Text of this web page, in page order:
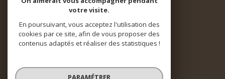
Cookies
© 2026 | Tous droits réservés
votre visite.
En poursuivant, vous acceptez l'utilisation des
cookies par ce site, afin de vous proposer des
contenus adaptés et réaliser des statistiques !
PARAMÉTRER